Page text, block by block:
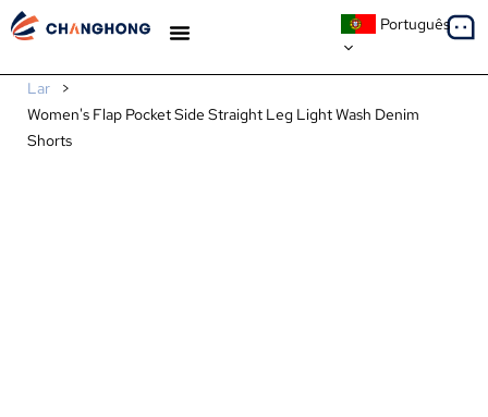
Português
Lar
>
Women's Flap Pocket Side Straight Leg Light Wash Denim
Shorts